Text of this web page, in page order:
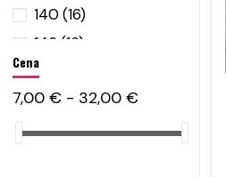
140 (16)
146 (16)
152
158(16)
164(16)
Cena
7,00 € - 32,00 €